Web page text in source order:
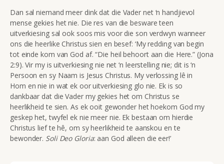
Dan sal niemand meer dink dat die Vader net ‘n handjievol
mense gekies het nie. Die res van die besware teen
uitverkiesing sal ook soos mis voor die son verdwyn wanneer
ons die heerlike Christus sien en besef: ‘My redding van begin
tot einde kom van God af. “Die heil behoort aan die Here.” (Jona
2:9). Vir my is uitverkiesing nie net ‘n leerstelling nie; dit is ‘n
Persoon en sy Naam is Jesus Christus. My verlossing lê in
Hom en nie in wat ek oor uitverkiesing glo nie. Ek is so
dankbaar dat die Vader my gekies het om Christus se
heerlikheid te sien. As ek ooit gewonder het hoekom God my
geskep het, twyfel ek nie meer nie. Ek bestaan om hierdie
Christus lief te hê, om sy heerlikheid te aanskou en te
bewonder. Soli Deo Gloria: aan God alleen die eer!’